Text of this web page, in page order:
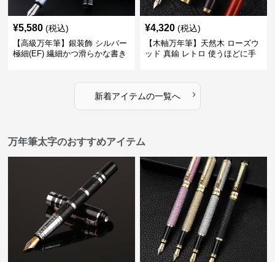
¥5,580 (税込)
【高級万年筆】銀装飾 シルバー
極細(EF) 繊細かつ滑らかな書き
¥4,320 (税込)
【木軸万年筆】天然木 ローズウ
ッド 真鍮 レトロ 使うほどに手
新着アイテムの一覧へ ›
万年筆太字のおすすめアイテム